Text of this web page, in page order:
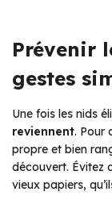
Prévenir
gestes
Une fois les nids
reviennent. Pour
propre et bien
découvert. Évitez
vieux papiers,